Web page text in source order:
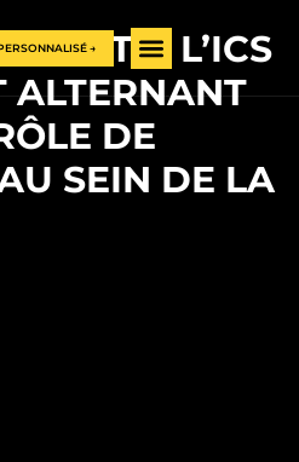
→
À L’ICS
ALTERNANT
DE
SEIN DE LA